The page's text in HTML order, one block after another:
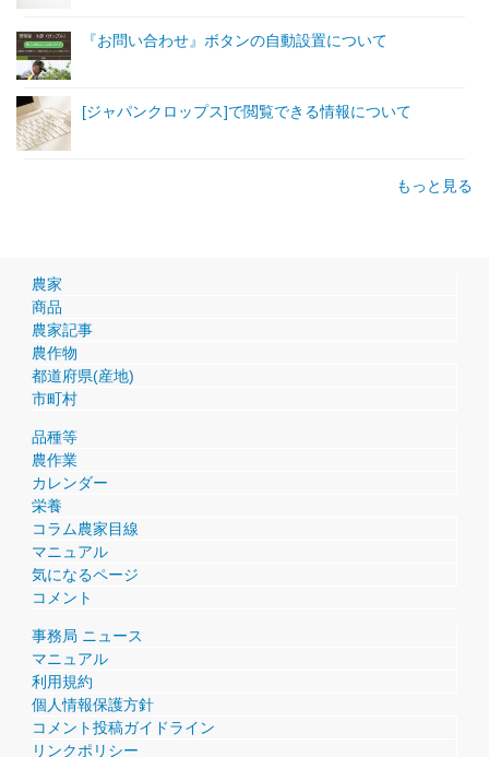
『お問い合わせ』ボタンの自動設置について
[ジャパンクロップス]で閲覧できる情報について
もっと見る
農家
商品
農家記事
農作物
都道府県(産地)
市町村
品種等
農作業
カレンダー
栄養
コラム農家目線
マニュアル
気になるページ
コメント
事務局 ニュース
マニュアル
利用規約
個人情報保護方針
コメント投稿ガイドライン
リンクポリシー